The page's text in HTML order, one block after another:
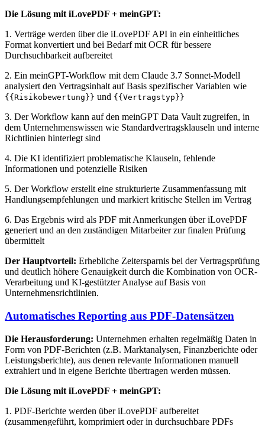
Die Lösung mit iLovePDF + meinGPT:
1. Verträge werden über die iLovePDF API in ein einheitliches
Format konvertiert und bei Bedarf mit OCR für bessere
Durchsuchbarkeit aufbereitet
2. Ein meinGPT-Workflow mit dem Claude 3.7 Sonnet-Modell
analysiert den Vertragsinhalt auf Basis spezifischer Variablen wie
{{Risikobewertung}} und {{Vertragstyp}}
3. Der Workflow kann auf den meinGPT Data Vault zugreifen, in
dem Unternehmenswissen wie Standardvertragsklauseln und interne
Richtlinien hinterlegt sind
4. Die KI identifiziert problematische Klauseln, fehlende
Informationen und potenzielle Risiken
5. Der Workflow erstellt eine strukturierte Zusammenfassung mit
Handlungsempfehlungen und markiert kritische Stellen im Vertrag
6. Das Ergebnis wird als PDF mit Anmerkungen über iLovePDF
generiert und an den zuständigen Mitarbeiter zur finalen Prüfung
übermittelt
Der Hauptvorteil: Erhebliche Zeitersparnis bei der Vertragsprüfung
und deutlich höhere Genauigkeit durch die Kombination von OCR-
Verarbeitung und KI-gestützter Analyse auf Basis von
Unternehmensrichtlinien.
Automatisches Reporting aus PDF-Datensätzen
Die Herausforderung: Unternehmen erhalten regelmäßig Daten in
Form von PDF-Berichten (z.B. Marktanalysen, Finanzberichte oder
Leistungsberichte), aus denen relevante Informationen manuell
extrahiert und in eigene Berichte übertragen werden müssen.
Die Lösung mit iLovePDF + meinGPT:
1. PDF-Berichte werden über iLovePDF aufbereitet
(zusammengeführt, komprimiert oder in durchsuchbare PDFs